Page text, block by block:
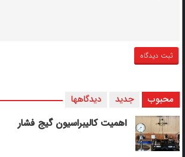
محبوب جدید دیدگاهها
اهمیت کالیبراسیون گیج فشار